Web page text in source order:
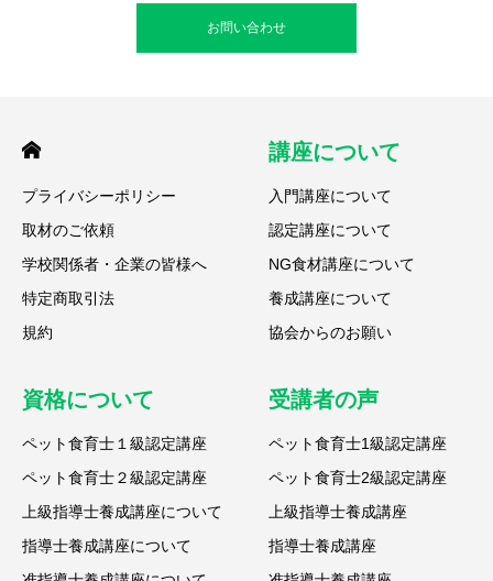
お問い合わせ
プライバシーポリシー
取材のご依頼
学校関係者・企業の皆様へ
特定商取引法
規約
講座について
入門講座について
認定講座について
NG食材講座について
養成講座について
協会からのお願い
資格について
ペット食育士１級認定講座
ペット食育士２級認定講座
上級指導士養成講座について
指導士養成講座について
受講者の声
ペット食育士1級認定講座
ペット食育士2級認定講座
上級指導士養成講座
指導士養成講座